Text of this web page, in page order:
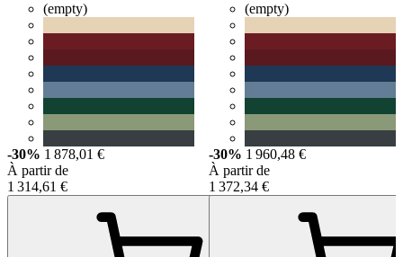
(empty)
-30% 1 878,01 €
À partir de
1 314,61 €
(empty)
-30% 1 960,48 €
À partir de
1 372,34 €